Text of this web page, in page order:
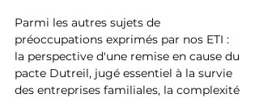
Parmi les autres sujets de
préoccupations exprimés par nos ETI :
la perspective d'une remise en cause du
pacte Dutreil, jugé essentiel à la survie
des entreprises familiales, la complexité